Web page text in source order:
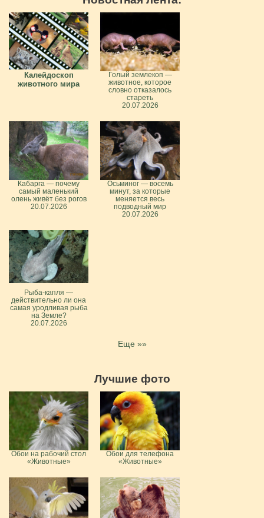
Калейдоскоп
животного мира
Голый землекоп —
животное, которое
словно отказалось
стареть
20.07.2026
Кабарга — почему
самый маленький
олень живёт без рогов
20.07.2026
Осьминог — восемь
минут, за которые
меняется весь
подводный мир
20.07.2026
Рыба-капля —
действительно ли она
самая уродливая рыба
на Земле?
20.07.2026
Еще »»
Лучшие фото
Обои на рабочий стол
«Животные»
Обои для телефона
«Животные»